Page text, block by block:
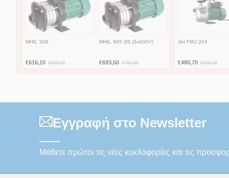
MHIL 306
€616,10 €683,00
MHIL 905 (N) (3x400V)
€693,50 €750,00
Jet FWJ 204
€480,70 €602,00
Εγγραφή στο Newsletter
Μάθετε πρώτοι τις νέες κυκλοφορίες και τις